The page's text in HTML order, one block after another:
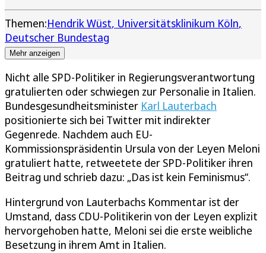
Themen:Hendrik Wüst Universitätsklinikum Köln
Deutscher Bundestag
Mehr anzeigen
Nicht alle SPD-Politiker in Regierungsverantwortung
gratulierten oder schwiegen zur Personalie in Italien.
Bundesgesundheitsminister Karl Lauterbach
positionierte sich bei Twitter mit indirekter
Gegenrede. Nachdem auch EU-
Kommissionspräsidentin Ursula von der Leyen Meloni
gratuliert hatte, retweetete der SPD-Politiker ihren
Beitrag und schrieb dazu: „Das ist kein Feminismus“.
Hintergrund von Lauterbachs Kommentar ist der
Umstand, dass CDU-Politikerin von der Leyen explizit
hervorgehoben hatte, Meloni sei die erste weibliche
Besetzung in ihrem Amt in Italien.